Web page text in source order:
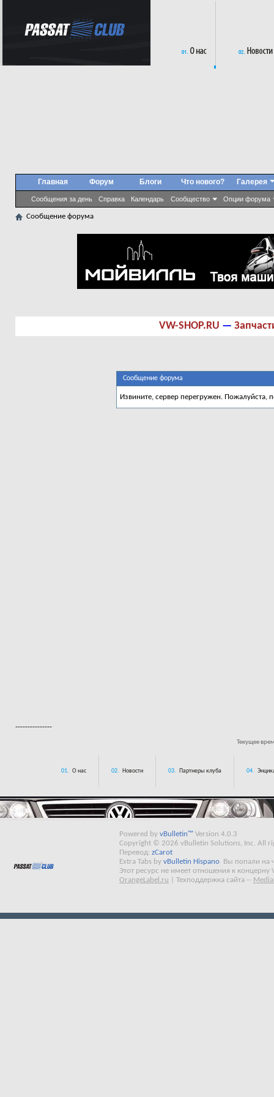
Главная Форум
Сообщения за день Справка Календарь Сообщество Опции форума
Блоги Что нового? Галерея
Сообщение форума
VW-SHOP.RU —
Сообщение форума
Извините, сервер перегружен. Пожалуйста,
---------------
Текущее
01. О нас 02. Новости 03. Партнеры клуба 04.
Powered by vBulletin™ Version 4.0.3
Copyright © 2026 vBulletin Solutions, Inc. All
Перевод: zCarot
Extra Tabs by vBulletin Hispano
Вы попали на
Этот ресурс не имеет отношения к концерну
OrangeLabel.ru
Техподдержка сайта --